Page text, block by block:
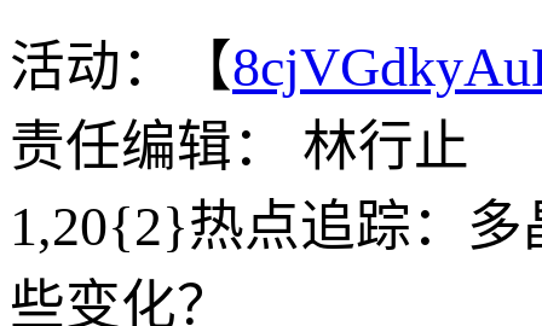
活动：【
责任编辑： 林行止
1,20{2}热点追踪：
些变化？